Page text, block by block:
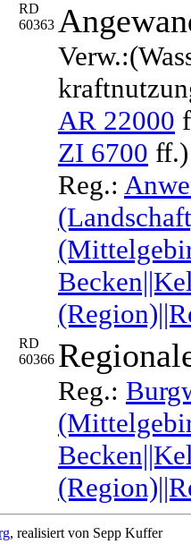
RD
60363
AR 22000
ZI 6700 ff.)
Reg.:
RD
60366
Reg.:
, realisiert von Sepp Kuffer